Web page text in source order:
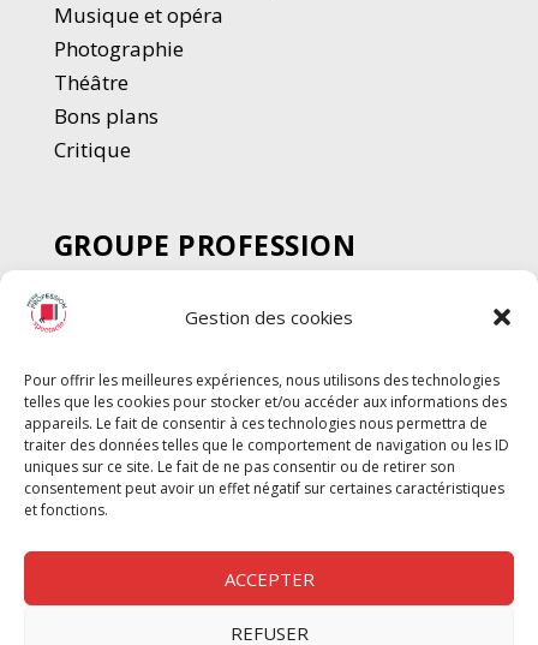
Gestion des cookies
Pour offrir les meilleures expériences, nous utilisons des technologies
telles que les cookies pour stocker et/ou accéder aux informations des
appareils. Le fait de consentir à ces technologies nous permettra de
traiter des données telles que le comportement de navigation ou les ID
uniques sur ce site. Le fait de ne pas consentir ou de retirer son
consentement peut avoir un effet négatif sur certaines caractéristiques
et fonctions.
ACCEPTER
REFUSER
Musique et opéra
Photographie
Théâtre
Bons plans
Critique
GROUPE PROFESSION
SPECTACLE
Chèque Intermittents
Chèque Compta
Chèque Emploi Spectacle
G-Pods
Profession Audio-visuel